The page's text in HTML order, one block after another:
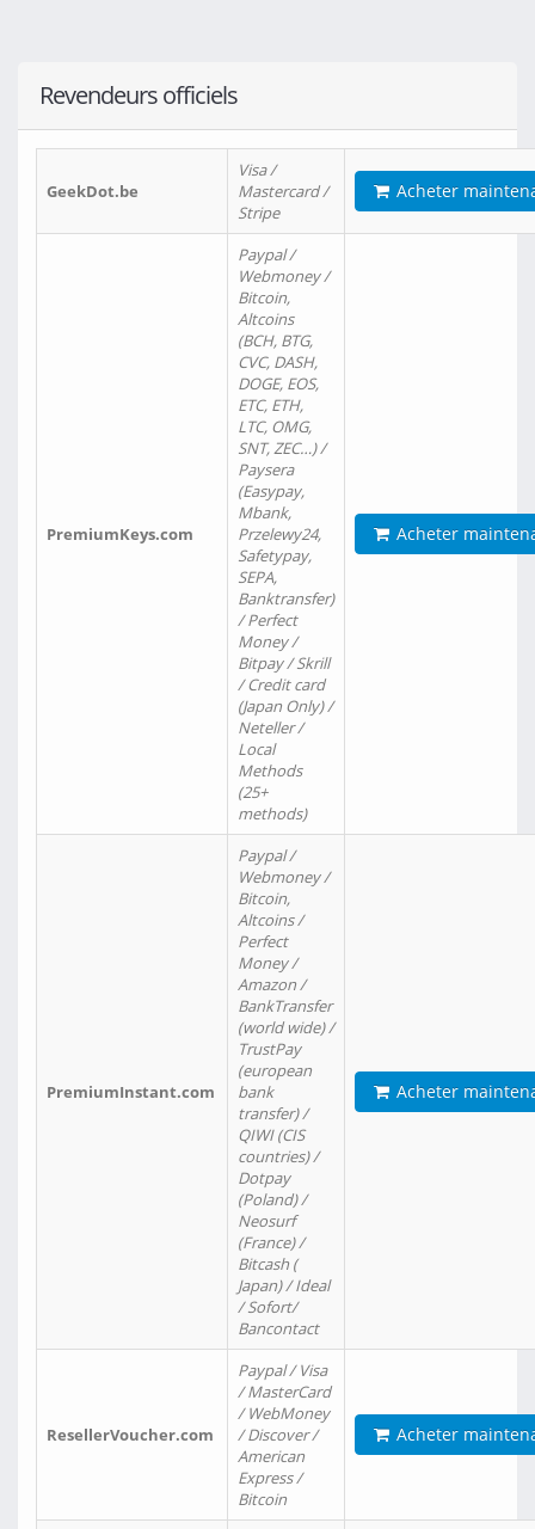
Revendeurs officiels
GeekDot.be
Visa /
Mastercard /
Stripe
Acheter
PremiumKeys.com
Paypal /
Webmoney /
Bitcoin,
Altcoins
(BCH, BTG,
CVC, DASH,
DOGE, EOS,
ETC, ETH,
LTC, OMG,
SNT, ZEC…) /
Paysera
(Easypay,
Mbank,
Przelewy24,
Safetypay,
SEPA,
Banktransfer)
/ Perfect
Money /
Bitpay / Skrill
/ Credit card
(Japan Only) /
Neteller /
Local
Methods
(25+
methods)
Acheter
PremiumInstant.com
Paypal /
Webmoney /
Bitcoin,
Altcoins /
Perfect
Money /
Amazon /
BankTransfer
(world wide) /
TrustPay
(european
bank
transfer) /
QIWI (CIS
countries) /
Dotpay
(Poland) /
Neosurf
(France) /
Bitcash (
Japan) / Ideal
/ Sofort/
Bancontact
Acheter
ResellerVoucher.com
Paypal / Visa
/ MasterCard
/ WebMoney
/ Discover /
American
Express /
Bitcoin
Acheter